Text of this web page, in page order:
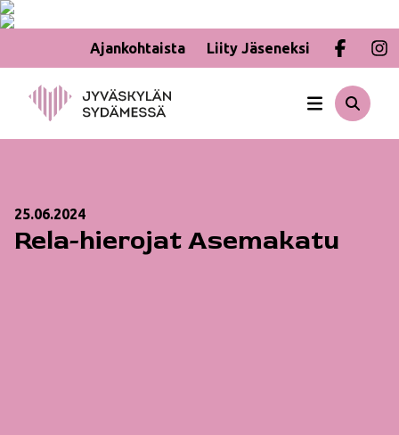
Ajankohtaista
Liity Jäseneksi
sisältöön
25.06.2024
Rela-hierojat Asemakatu